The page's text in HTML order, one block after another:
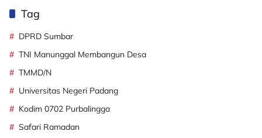
Tag
DPRD Sumbar
TNI Manunggal Membangun Desa
TMMD/N
Universitas Negeri Padang
Kodim 0702 Purbalingga
Safari Ramadan